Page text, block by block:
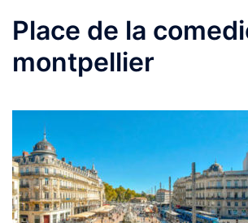
Place de la
montpellier